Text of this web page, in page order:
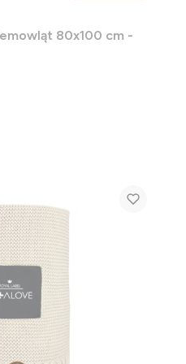
80x100 cm -